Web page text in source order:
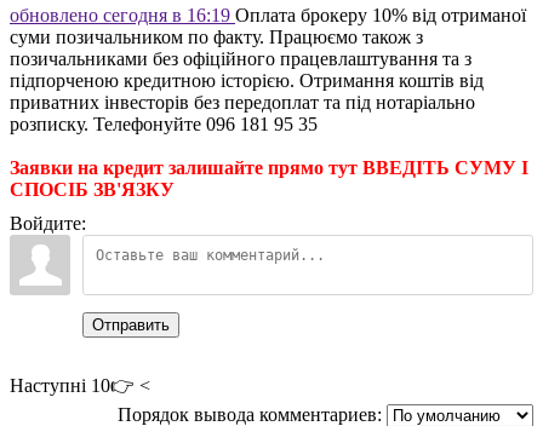
обновлено сегодня в 16:19 Оплата брокеру 10% від отриманої
суми позичальником по факту. Працюємо також з
позичальниками без офіційного працевлаштування та з
підпорченою кредитною історією. Отримання коштів від
приватних інвесторів без передоплат та під нотаріально
розписку. Телефонуйте 096 181 95 35
Заявки на кредит залишайте прямо тут ВВЕДІТЬ СУМУ І
СПОСІБ ЗВ'ЯЗКУ
Войдите:
Отправить
Наступні 10👉 <
Порядок вывода комментариев: